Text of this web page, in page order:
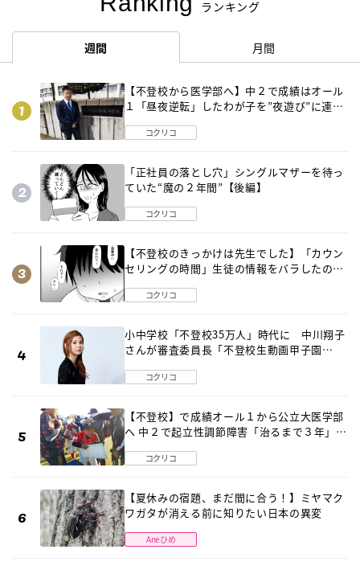
ランキング
週間 月間
【不登校から医学部へ】中２で成績はオール
１「昼夜逆転」したわが子を”夜遊び”に連れ
コクリコ
「正社員の落とし穴」シングルマザーを待っ
ていた“魔の２年間”【後編】
コクリコ
【不登校のきっかけは先生でした】「カウン
セリングの時間」生徒の情報をバラしたの
コクリコ
小中学校「不登校35万人」時代に 中川翔子
さんが審査委員長「不登校生動画甲子園
コクリコ
【不登校】で成績オール１から公立大医学部
へ 中２で起立性調節障害「治るまで３年」の
コクリコ
【夏休みの宿題、まだ間に合う！】ミヤマク
ワガタが消える前に知りたい日本の異変
Aneひめ